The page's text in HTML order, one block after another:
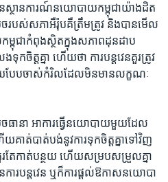
ថាន​ការណ៍នយោបាយ​កម្ពុជា​យ៉ាង​ដិត
របស់​សភា​អឺរ៉ុប​គឺ​ត្រឹម​ត្រូវ​ និង​បាន​មើល​
ជា​កំពុង​ស្ថិត​ក្នុង​សភាព​ដុន​ដាប
កចិត្ត​គ្នា​ ហើយ​ថា​ ​ការ​បន្ត​វេន​គួរ​ត្រូវ​
យ​បែប​ចាស់​កំរិល​ដែល​មិនមាន​លក្ខណៈ​
ច​ធានា​ អាការ​ធ្វើ​នយោបាយ​មួយ​ដែល​
ាត់​បាត់​បង់​នូវ​ការ​ទុកចិត្ត​គ្នា​ទៅ​វិញ​
ែ​កាត់​បន្ថយ​ ហើយ​សម្រប​សម្រួល​គ្នា​
នការ​បន្ត​វេន​ ឬក៏​ការ​ផ្តល់​ឱកាស​នយោបា​